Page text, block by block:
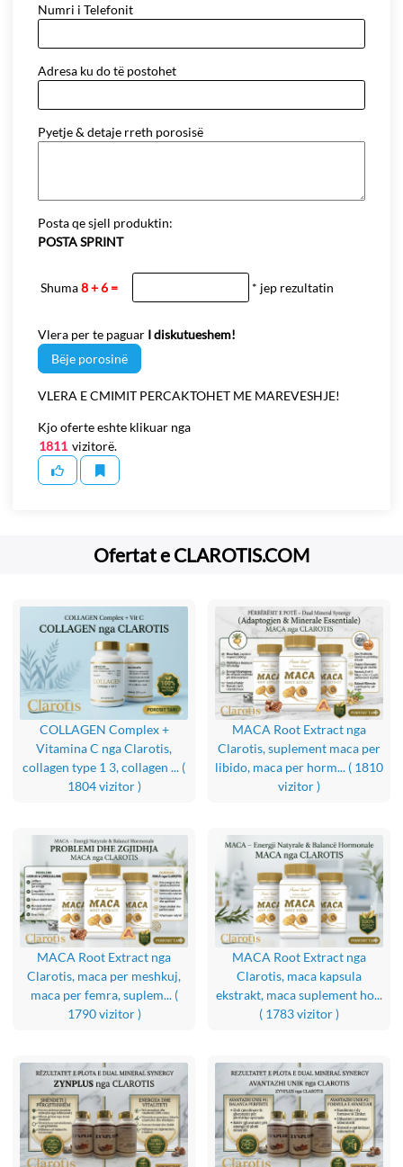
Numri i Telefonit
Adresa ku do të postohet
Pyetje & detaje rreth porosisë
Posta qe sjell produktin:
POSTA SPRINT
Shuma8 + 6 = * jep rezultatin
Vlera per te paguar I diskutueshem!
Bëje porosinë
VLERA E CMIMIT PERCAKTOHET ME MAREVESHJE!
Kjo oferte eshte klikuar nga
1811 vizitorë.
Ofertat e CLAROTIS.COM
COLLAGEN Complex +
Vitamina C nga Clarotis,
collagen type 1 3, collagen ... (
1804 vizitor )
MACA Root Extract nga
Clarotis, suplement maca per
libido, maca per horm... ( 1810
vizitor )
MACA Root Extract nga
Clarotis, maca per meshkuj,
maca per femra, suplem... (
1790 vizitor )
MACA Root Extract nga
Clarotis, maca kapsula
ekstrakt, maca suplement ho...
( 1783 vizitor )